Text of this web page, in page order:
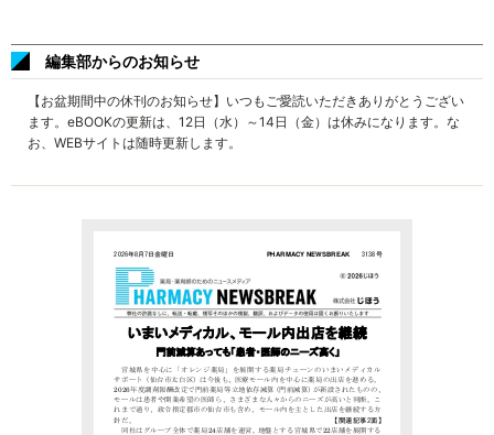
編集部からのお知らせ
【お盆期間中の休刊のお知らせ】いつもご愛読いただきありがとうござい
ます。eBOOKの更新は、12日（水）～14日（金）は休みになります。な
お、WEBサイトは随時更新します。